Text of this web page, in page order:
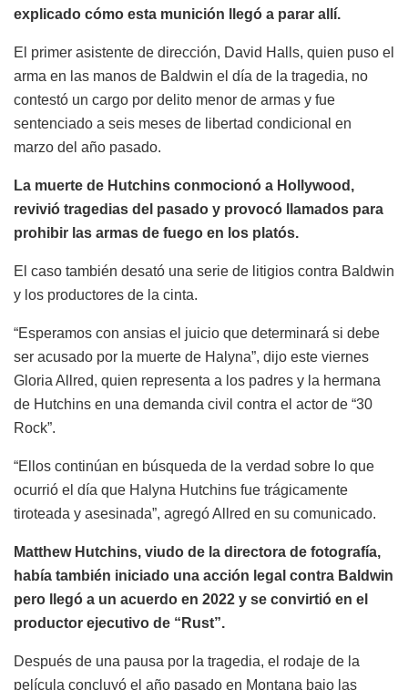
explicado cómo esta munición llegó a parar allí.
El primer asistente de dirección, David Halls, quien puso el
arma en las manos de Baldwin el día de la tragedia, no
contestó un cargo por delito menor de armas y fue
sentenciado a seis meses de libertad condicional en
marzo del año pasado.
La muerte de Hutchins conmocionó a Hollywood,
revivió tragedias del pasado y provocó llamados para
prohibir las armas de fuego en los platós.
El caso también desató una serie de litigios contra Baldwin
y los productores de la cinta.
“Esperamos con ansias el juicio que determinará si debe
ser acusado por la muerte de Halyna”, dijo este viernes
Gloria Allred, quien representa a los padres y la hermana
de Hutchins en una demanda civil contra el actor de “30
Rock”.
“Ellos continúan en búsqueda de la verdad sobre lo que
ocurrió el día que Halyna Hutchins fue trágicamente
tiroteada y asesinada”, agregó Allred en su comunicado.
Matthew Hutchins, viudo de la directora de fotografía,
había también iniciado una acción legal contra Baldwin
pero llegó a un acuerdo en 2022 y se convirtió en el
productor ejecutivo de “Rust”.
Después de una pausa por la tragedia, el rodaje de la
película concluyó el año pasado en Montana bajo las